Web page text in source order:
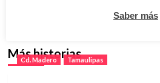
Más historias
Cd. Madero Tamaulipas
Saber más